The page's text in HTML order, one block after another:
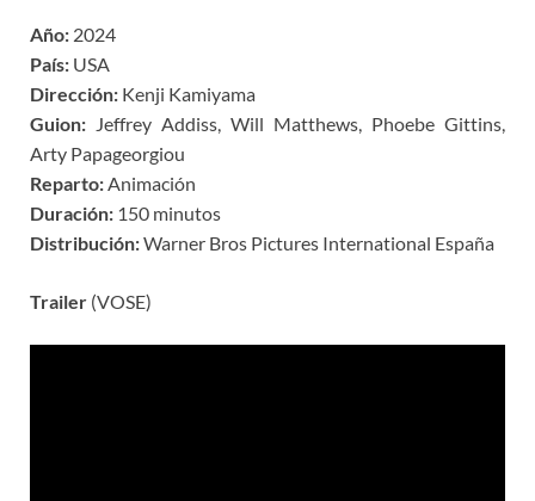
Año: 2024
País: USA
Dirección: Kenji Kamiyama
Guion: Jeffrey Addiss, Will Matthews, Phoebe Gittins,
Arty Papageorgiou
Reparto:Animación
Duración: 150 minutos
Distribución:Warner Bros Pictures International España
Trailer (VOSE)